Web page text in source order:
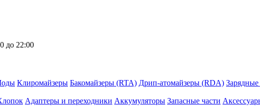
до 22:00
Клиромайзеры Бакомайзеры (RTA) Дрип-атомайзеры (RDA) Зарядные
Адаптеры и переходники Аккумуляторы Запасные части